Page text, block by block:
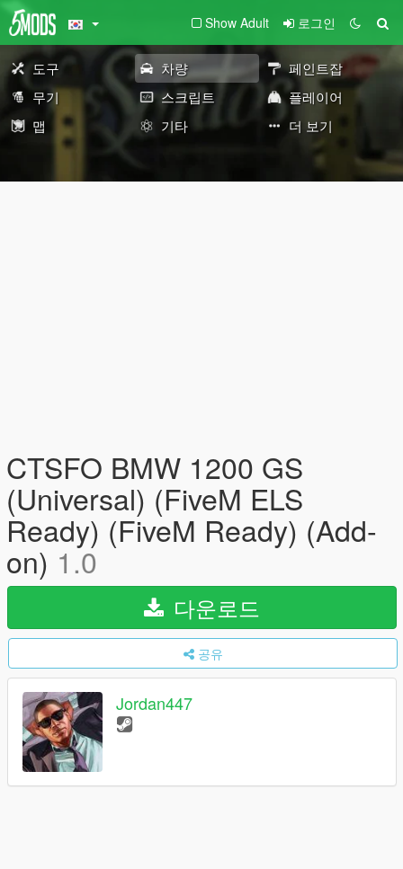
Show Adult 로그인
도구 차량
페인트잡
무기
스크립트
플레이어
맵
기타 더 보기
CTSFO BMW 1200 GS
(Universal) (FiveM ELS
Ready) (FiveM Ready) (Add-
on) 1.0
다운로드
공유
Jordan447